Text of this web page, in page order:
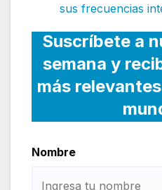
sus frecuencias
Suscríbete a
semana y
más
Nombre